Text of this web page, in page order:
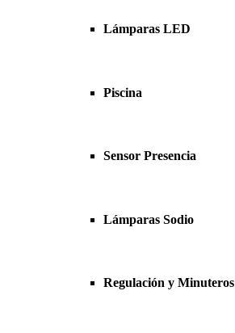
Lámparas LED
Piscina
Sensor Presencia
Lámparas Sodio
Regulación y Minuteros